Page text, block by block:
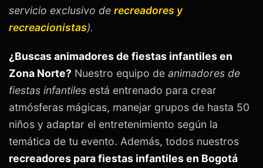
servicio exclusivo de recreadores y
recreacionistas).
¿Buscas animadores de fiestas infantiles en
Zona Norte? Nuestro equipo de animadores de
fiestas infantiles está entrenado para crear
atmósferas mágicas, manejar grupos de hasta 50
niños y adaptar el entretenimiento según la
temática de tu evento. Además, todos nuestros
recreadores para fiestas infantiles en Bogotá